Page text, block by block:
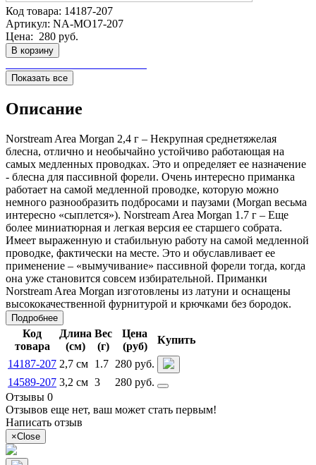
Код товара: 14187-207
Артикул: NA-MO17-207
Цена: 280 руб.
В корзину
Показать все
Описание
Norstream Area Morgan 2,4 г – Некрупная среднетяжелая
блесна, отлично и необычайно устойчиво работающая на
самых медленных проводках. Это и определяет ее назначение
- блесна для пассивной форели. Очень интересно приманка
работает на самой медленной проводке, которую можно
немного разнообразить подбросами и паузами (Morgan весьма
интересно «сыплется»). Norstream Area Morgan 1.7 г – Еще
более миниатюрная и легкая версия ее старшего собрата.
Имеет выраженную и стабильную работу на самой медленной
проводке, фактически на месте. Это и обуславливает ее
применение – «вымучивание» пассивной форели тогда, когда
она уже становится совсем избирательной. Приманки
Norstream Area Morgan изготовлены из латуни и оснащены
высококачественной фурнитурой и крючками без бородок.
Подробнее
Код
товара
Длина
(см)
Вес
(г)
Цена
(руб)
Купить
14187-207 2,7 см 1.7 280 руб.
14589-207 3,2 см 3
280 руб.
Отзывы 0
Отзывов еще нет, ваш может стать первым!
Написать отзыв
×Close